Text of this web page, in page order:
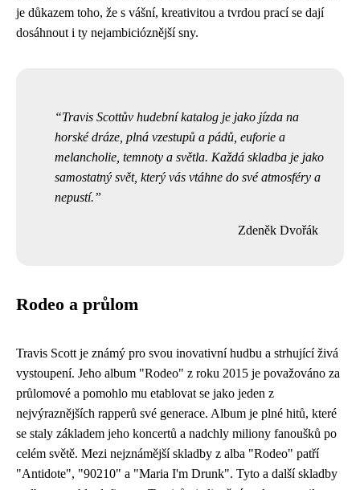
je důkazem toho, že s vášní, kreativitou a tvrdou prací se dají
dosáhnout i ty nejambicióznější sny.
Travis Scottův hudební katalog je jako jízda na
horské dráze, plná vzestupů a pádů, euforie a
melancholie, temnoty a světla. Každá skladba je jako
samostatný svět, který vás vtáhne do své atmosféry a
nepustí.
Zdeněk Dvořák
Rodeo a průlom
Travis Scott je známý pro svou inovativní hudbu a strhující živá
vystoupení. Jeho album "Rodeo" z roku 2015 je považováno za
průlomové a pomohlo mu etablovat se jako jeden z
nejvýraznějších rapperů své generace. Album je plné hitů, které
se staly základem jeho koncertů a nadchly miliony fanoušků po
celém světě. Mezi nejznámější skladby z alba "Rodeo" patří
"Antidote", "90210" a "Maria I'm Drunk". Tyto a další skladby